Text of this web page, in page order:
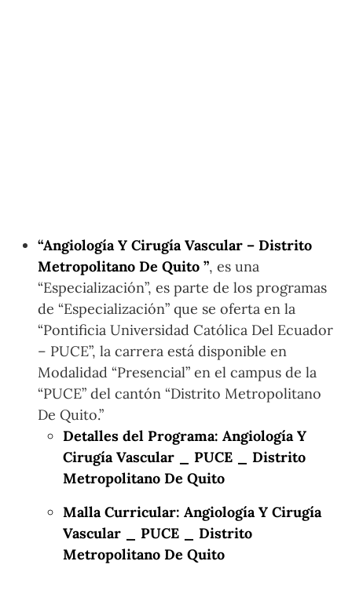
“Angiología Y Cirugía Vascular – Distrito
Metropolitano De Quito ”, es una
“Especialización”, es parte de los programas
de “Especialización” que se oferta en la
“Pontificia Universidad Católica Del Ecuador
– PUCE”, la carrera está disponible en
Modalidad “Presencial” en el campus de la
“PUCE” del cantón “Distrito Metropolitano
De Quito.”
Detalles del Programa: Angiología Y
Cirugía Vascular _ PUCE _ Distrito
Metropolitano De Quito
Malla Curricular: Angiología Y Cirugía
Vascular _ PUCE _ Distrito
Metropolitano De Quito